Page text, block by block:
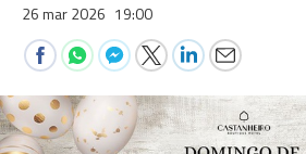
26 mar 2026 19:00